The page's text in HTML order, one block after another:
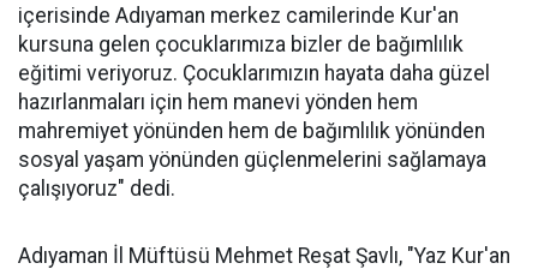
içerisinde Adıyaman merkez camilerinde Kur'an
kursuna gelen çocuklarımıza bizler de bağımlılık
eğitimi veriyoruz. Çocuklarımızın hayata daha güzel
hazırlanmaları için hem manevi yönden hem
mahremiyet yönünden hem de bağımlılık yönünden
sosyal yaşam yönünden güçlenmelerini sağlamaya
çalışıyoruz" dedi.
Adıyaman İl Müftüsü Mehmet Reşat Şavlı, "Yaz Kur'an